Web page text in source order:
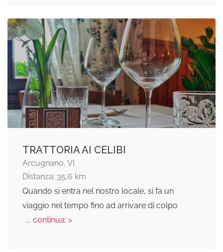
TRATTORIA AI CELIBI
Arcugnano, VI
Distanza: 35,6 km
Quando si entra nel nostro locale, si fa un
viaggio nel tempo fino ad arrivare di colpo
... continua: >